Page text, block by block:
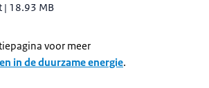
| 18.93 MB
voor meer
in de duurzame energie.